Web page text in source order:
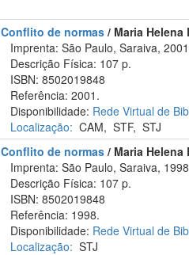
Conflito de normas / Maria Helena
Imprenta: São Paulo, Saraiva,
Descrição Física: 107 p.
ISBN: 8502019848
Referência: 2001.
Disponibilidade: Rede Virtual de
Localização: CAM,STF,STJ
Conflito de normas / Maria Helena
Imprenta: São Paulo, Saraiva,
Descrição Física: 107 p.
ISBN: 8502019848
Referência: 1998.
Disponibilidade: Rede Virtual de
Localização: STJ